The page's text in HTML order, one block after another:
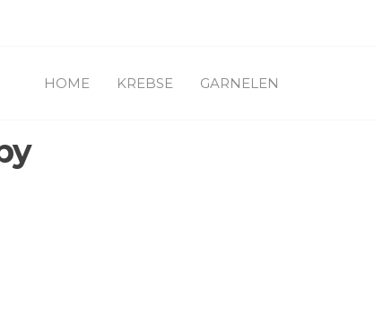
HOME KREBSE GARNELEN